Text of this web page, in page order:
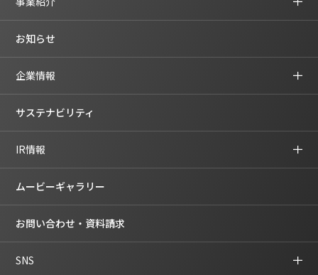
お知らせ
企業情報
サステナビリティ
IR情報
ムービーギャラリー
お問い合わせ・資料請求
SNS